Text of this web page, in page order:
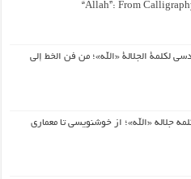
“Allah”: From
لكلمة الجلالة «الله»؛ من فن الخط إلى
جلاله «الله»؛ از خوشنویسی تا معماری